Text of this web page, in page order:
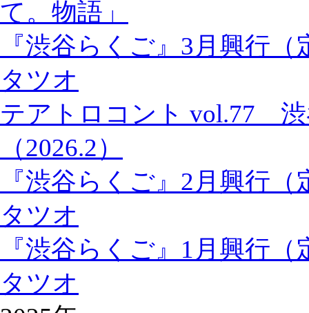
て。物語」
『渋谷らくご』3月興行
タツオ
テアトロコント vol.77
（2026.2）
『渋谷らくご』2月興行
タツオ
『渋谷らくご』1月興行
タツオ